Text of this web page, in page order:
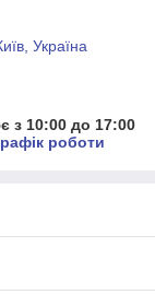
Україна
з 10:00 до 17:00
роботи